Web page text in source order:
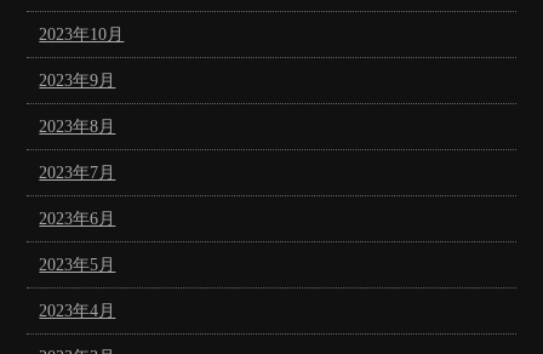
2023年10月
2023年9月
2023年8月
2023年7月
2023年6月
2023年5月
2023年4月